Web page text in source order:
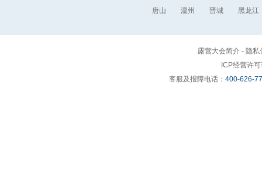
唐山 温州 晋城 黑龙江
露营大会简介 - 隐私
ICP经营许
客服及报障电话： 400-626-